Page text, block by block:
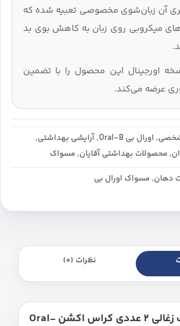
آن زبان‌شوی مخصوصی تعبیه شده که
میکروبی روی زبان به کاهش بوی بد
اورجینال این محصول را با تضمین
عرضه می‌کند.
, اورال بی Oral-B , آرایشی بهداشتی,
, محصولات بهداشتی آقایان, مسواک
دهان, مسواک اورال بی
نظرات (0)
معرفی مسواک زغالی 2 عددی کراس اکشن Oral-